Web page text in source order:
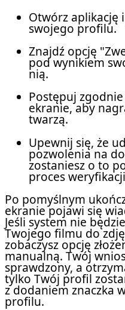
Otwórz aplikację
swojego profilu.
Znajdź opcję
pod wynikiem
nią.
Postępuj
ekranie, aby
twarzą.
Upewnij się, że
pozwolenia na
zostaniesz o to
proces
Po pomyślnym
ekranie pojawi się
Jeśli system nie
Twojego filmu do
zobaczysz opcję
manualną. Twój
sprawdzony, a
tylko Twój profil
z dodaniem znaczka
profilu.